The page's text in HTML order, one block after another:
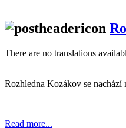
There are no translations
Rozhledna Kozákov se nachází
Read more...